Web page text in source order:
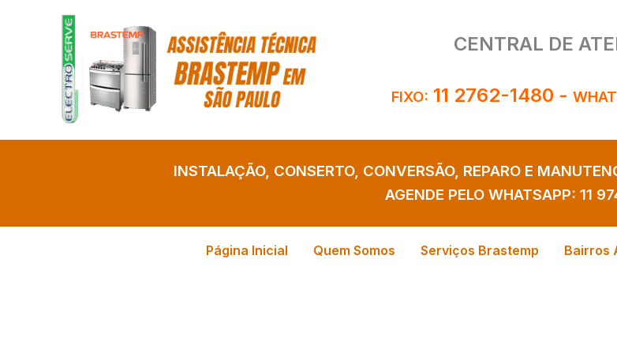
CENTRAL DE
FIXO: 11 2762-1480 -
INSTALAÇÃO, CONSERTO, CONVERSÃO, REPARO E
AGENDE PELO WHATSAPP: 11
Página Inicial Quem Somos Serviços Brastemp Bairros